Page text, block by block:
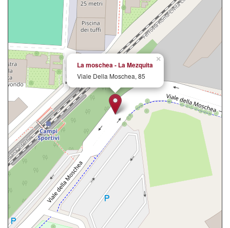
×
La moschea - La Mezquita
Viale Della Moschea, 85